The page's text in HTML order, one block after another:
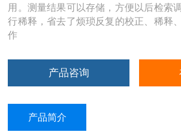
用。测量结果可以存储，方便以后检索
行稀释，省去了烦琐反复的校正、稀释
作
产品咨询
产品简介